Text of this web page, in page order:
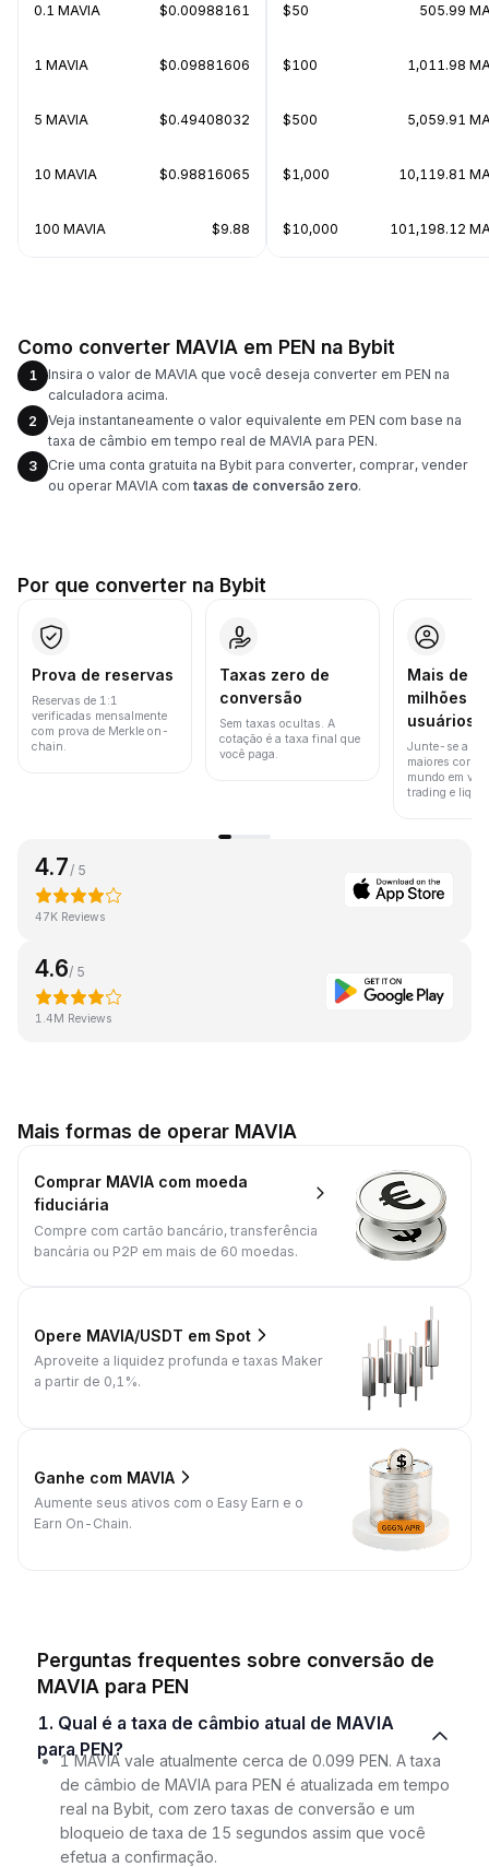
0.1 MAVIA $0.00988161
1 MAVIA $0.09881606
5 MAVIA $0.49408032
10 MAVIA $0.98816065
100 MAVIA $9.88
$50 505.99
$100 1,011.98
$500 5,059.91
$1,000 10,119.81
$10,000 101,198.12
Como converter MAVIA em PEN na Bybit
1
Insira o valor de MAVIA que você deseja converter em PEN na
calculadora acima.
2
Veja instantaneamente o valor equivalente em PEN com base na
taxa de câmbio em tempo real de MAVIA para PEN.
3
Crie uma conta gratuita na Bybit para converter, comprar, vender
ou operar MAVIA com taxas de conversão zero.
Por que converter na Bybit
Prova de reservas
Reservas de 1:1
verificadas mensalmente
com prova de Merkle on-
chain.
Taxas zero de
conversão
Sem taxas ocultas. A
cotação é a taxa final que
você paga.
Mais de
milhões
usuários
Junte-se a
maiores
mundo em
trading e
4.7/ 5
47K Reviews
4.6/ 5
1.4M Reviews
Mais formas de operar MAVIA
Comprar MAVIA com moeda
fiduciária
Compre com cartão bancário, transferência
bancária ou P2P em mais de 60 moedas.
Opere MAVIA/USDT em Spot
Aproveite a liquidez profunda e taxas Maker
a partir de 0,1%.
Ganhe com MAVIA
Aumente seus ativos com o Easy Earn e o
Earn On-Chain.
Perguntas frequentes sobre conversão de
MAVIA para PEN
1. Qual é a taxa de câmbio atual de MAVIA
para PEN?
1 MAVIA vale atualmente cerca de 0.099 PEN. A taxa
de câmbio de MAVIA para PEN é atualizada em tempo
real na Bybit, com zero taxas de conversão e um
bloqueio de taxa de 15 segundos assim que você
efetua a confirmação.